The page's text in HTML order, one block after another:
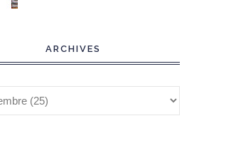
ARCHIVES